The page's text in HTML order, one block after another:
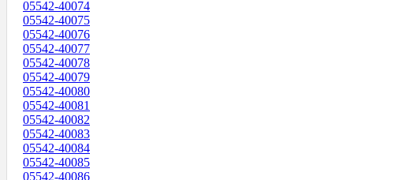
05542-40074
05542-40075
05542-40076
05542-40077
05542-40078
05542-40079
05542-40080
05542-40081
05542-40082
05542-40083
05542-40084
05542-40085
05542-40086